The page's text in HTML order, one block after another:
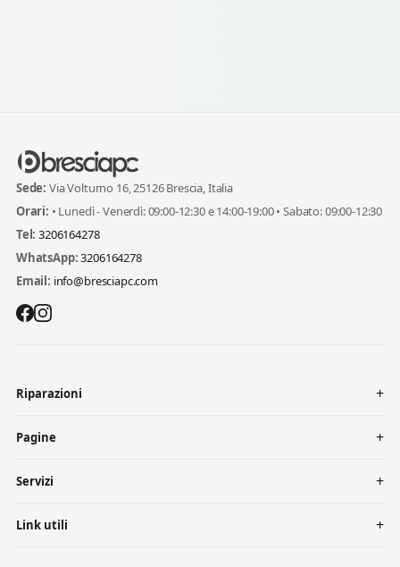
Sede: Via Volturno 16, 25126 Brescia, Italia
Orari: • Lunedì - Venerdì: 09:00-12:30 e 14:00-19:00 • Sabato: 09:00-12:30
Tel: 3206164278
WhatsApp:3206164278
Email: info@bresciapc.com
Riparazioni
Pagine
Servizi
Link utili